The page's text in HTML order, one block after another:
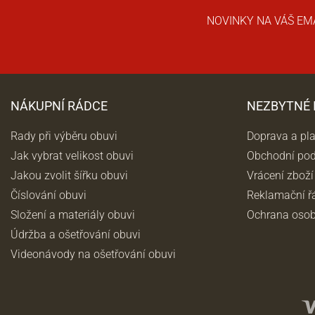
NOVINKY NA VÁŠ
NÁKUPNÍ RÁDCE
Rady při výběru obuvi
Jak vybrat velikost obuvi
Jakou zvolit šířku obuvi
Číslování obuvi
Složení a materiály obuvi
Údržba a ošetřování obuvi
Videonávody na ošetřování obuvi
NEZBYTNÉ
Doprava a
Obchodní
Vrácení zboží
Reklamační
Ochrana